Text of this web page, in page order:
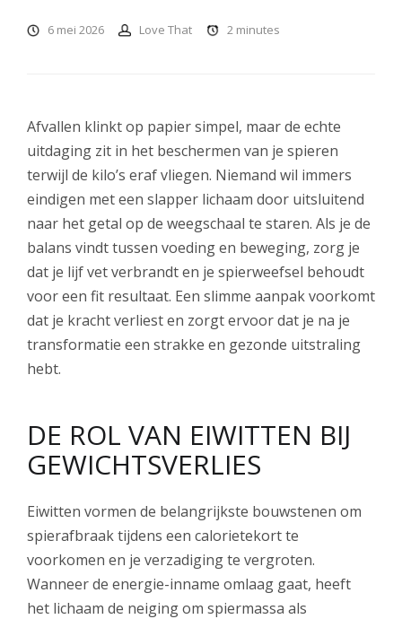
6 mei 2026 Love That 2 minutes
Afvallen klinkt op papier simpel, maar de echte
uitdaging zit in het beschermen van je spieren
terwijl de kilo’s eraf vliegen. Niemand wil immers
eindigen met een slapper lichaam door uitsluitend
naar het getal op de weegschaal te staren. Als je de
balans vindt tussen voeding en beweging, zorg je
dat je lijf vet verbrandt en je spierweefsel behoudt
voor een fit resultaat. Een slimme aanpak voorkomt
dat je kracht verliest en zorgt ervoor dat je na je
transformatie een strakke en gezonde uitstraling
hebt.
DE ROL VAN EIWITTEN BIJ
GEWICHTSVERLIES
Eiwitten vormen de belangrijkste bouwstenen om
spierafbraak tijdens een calorietekort te
voorkomen en je verzadiging te vergroten.
Wanneer de energie-inname omlaag gaat, heeft
het lichaam de neiging om spiermassa als